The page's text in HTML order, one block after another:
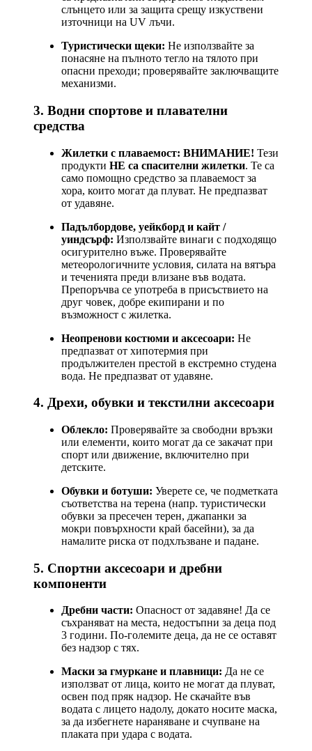
слънцето или за защита срещу изкуствени
източници на UV лъчи.
Туристически щеки: Не използвайте за
понасяне на пълното тегло на тялото при
опасни преходи; проверявайте заключващите
механизми.
3. Водни спортове и плавателни
средства
Жилетки с плаваемост: ВНИМАНИЕ! Тези
продукти НЕ са спасителни жилетки. Те са
само помощно средство за плаваемост за
хора, които могат да плуват. Не предпазват
от удавяне.
Падълбордове, уейкборд и кайт /
уиндсърф: Използвайте винаги с подходящо
осигурително въже. Проверявайте
метеорологичните условия, силата на вятъра
и теченията преди влизане във водата.
Препоръчва се употреба в присъствието на
друг човек, добре екипирани и по
възможност с жилетка.
Неопренови костюми и аксесоари: Не
предпазват от хипотермия при
продължителен престой в екстремно студена
вода. Не предпазват от удавяне.
4. Дрехи, обувки и текстилни аксесоари
Облекло: Проверявайте за свободни връзки
или елементи, които могат да се закачат при
спорт или движение, включително при
детските.
Обувки и ботуши: Уверете се, че подметката
съответства на терена (напр. туристически
обувки за пресечен терен, джапанки за
мокри повърхности край басейни), за да
намалите риска от подхлъзване и падане.
5. Спортни аксесоари и дребни
компоненти
Дребни части: Опасност от задавяне! Да се
съхраняват на места, недостъпни за деца под
3 години. По-големите деца, да не се оставят
без надзор с тях.
Маски за гмуркане и плавници: Да не се
използват от лица, които не могат да плуват,
освен под пряк надзор. Не скачайте във
водата с лицето надолу, докато носите маска,
за да избегнете нараняване и счупване на
плаката при удара с водата.